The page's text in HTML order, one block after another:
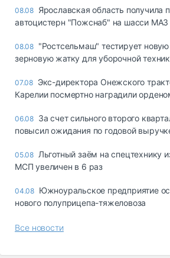
08.08 Ярославская область получила
автоцистерн "Пожснаб" на шасси МАЗ
08.08 "Ростсельмаш" тестирует
зерновую жатку для уборочной
07.08 Экс-директора Онежского
Карелии посмертно наградили
06.08 За счет сильного второго
повысил ожидания по годовой
05.08 Льготный заём на спецтехнику
МСП увеличен в 6 раз
04.08 Южноуральское предприятие
нового полуприцепа-тяжеловоза
Все новости